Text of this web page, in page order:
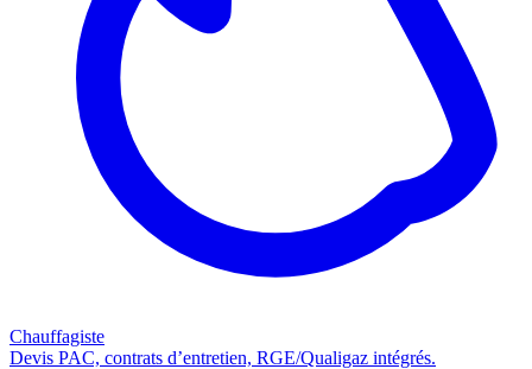
Chauffagiste
Devis PAC, contrats d’entretien, RGE/Qualigaz intégrés.